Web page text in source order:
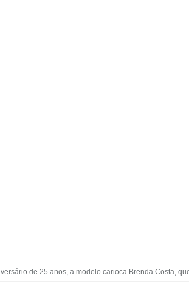
de 25 anos, a modelo carioca Brenda Costa,